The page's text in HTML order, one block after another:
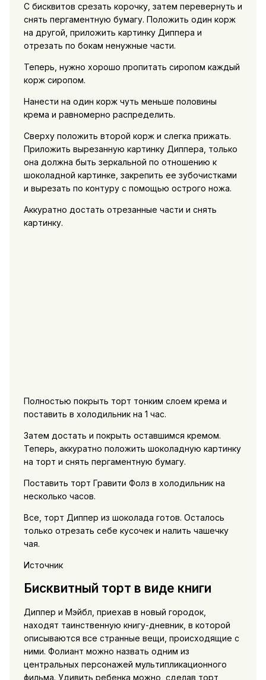
С бисквитов срезать корочку, затем перевернуть и
снять пергаментную бумагу. Положить один корж
на другой, приложить картинку Диппера и
отрезать по бокам ненужные части.
Теперь, нужно хорошо пропитать сиропом каждый
корж сиропом.
Нанести на один корж чуть меньше половины
крема и равномерно распределить.
Сверху положить второй корж и слегка прижать.
Приложить вырезанную картинку Диппера, только
она должна быть зеркальной по отношению к
шоколадной картинке, закрепить ее зубочистками
и вырезать по контуру с помощью острого ножа.
Аккуратно достать отрезанные части и снять
картинку.
Полностью покрыть торт тонким слоем крема и
поставить в холодильник на 1 час.
Затем достать и покрыть оставшимся кремом.
Теперь, аккуратно положить шоколадную картинку
на торт и снять пергаментную бумагу.
Поставить торт Гравити Фолз в холодильник на
несколько часов.
Все, торт Диппер из шоколада готов. Осталось
только отрезать себе кусочек и налить чашечку
чая.
Источник
Бисквитный торт в виде книги
Диппер и Мэйбл, приехав в новый городок,
находят таинственную книгу-дневник, в которой
описываются все странные вещи, происходящие с
ними. Фолиант можно назвать одним из
центральных персонажей мультипликационного
фильма. Удивить ребенка можно, сделав торт